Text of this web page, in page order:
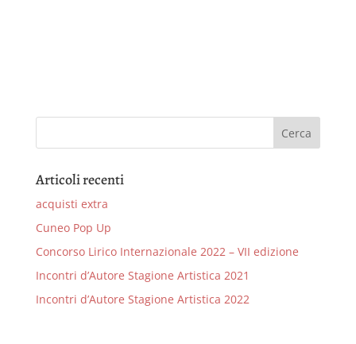
Articoli recenti
acquisti extra
Cuneo Pop Up
Concorso Lirico Internazionale 2022 – VII edizione
Incontri d’Autore Stagione Artistica 2021
Incontri d’Autore Stagione Artistica 2022